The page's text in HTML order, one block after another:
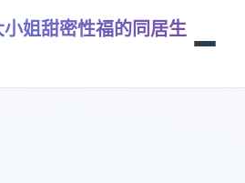
姐甜密性福的同居生